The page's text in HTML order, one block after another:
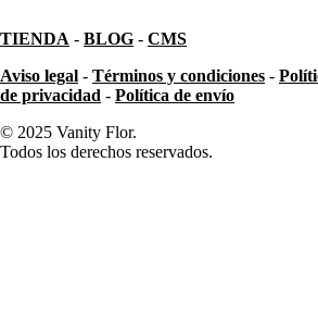
TIENDA - BLOG - CMS
Aviso legal - Términos y condiciones -
de privacidad - Política de envío
© 2025 Vanity Flor.
Todos los derechos reservados.